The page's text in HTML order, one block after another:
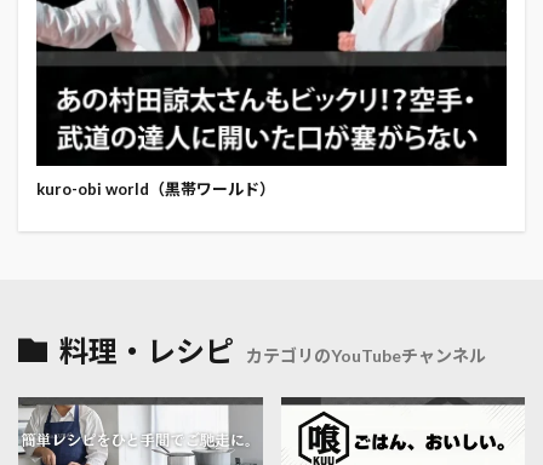
kuro-obi world（黒帯ワールド）
料理・レシピ カテゴリのYouTubeチャンネル